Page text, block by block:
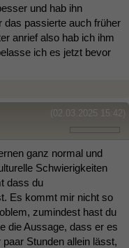
und hab ihn
das passierte auch früher
anrief also hab ich ihm
ich es jetzt bevor
(02.03.2025 15:42)
ganz normal und
Schwierigkeiten
dass du
Es kommt mir nicht so
zumindest hast du
die Aussage, dass er es
Stunden allein lässt,